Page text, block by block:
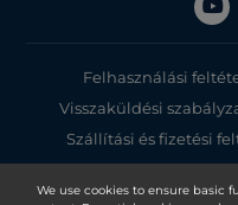
We use cookies to ensure basic
Felhasználási
Visszaküldési
Szállítási és fizetési